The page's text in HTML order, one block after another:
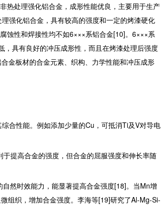
处理强化铝合金，成形性能优良，主要用于生产
强化铝合金，具有较高的强度和一定的烤漆硬化
蚀性和焊接性均不如6×××系铝合金[10]。6×××系
具有良好的冲压成形性，而且在烤漆处理后强度
金板材的合金元素、织构、力学性能和冲压成形
合性能。例如添加少量的Cu，可抵消Ti及V对导电
提高合金的强度，但合金的屈服强度和伸长率随
然时效能力，能显著提高合金强度[18]。当Mn增
组织，增加合金强度。李海等[19]研究了Al-Mg-Si-